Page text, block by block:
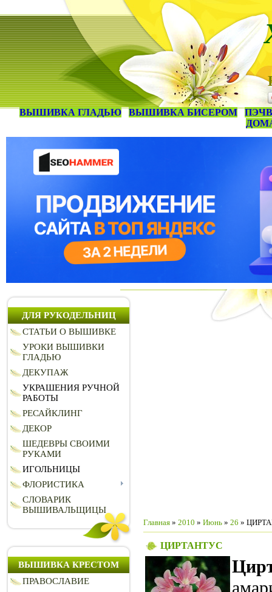
ВЫШИВКА ГЛАДЬЮ ВЫШИВКА БИСЕРОМ
ДЛЯ РУКОДЕЛЬНИЦ
СТАТЬИ О ВЫШИВКЕ
УРОКИ ВЫШИВКИ
ГЛАДЬЮ
ДЕКУПАЖ
УКРАШЕНИЯ РУЧНОЙ
РАБОТЫ
РЕСАЙКЛИНГ
ДЕКОР
ШЕДЕВРЫ СВОИМИ
РУКАМИ
ИГОЛЬНИЦЫ
ФЛОРИСТИКА
СЛОВАРИК
ВЫШИВАЛЬЩИЦЫ
ВЫШИВКА КРЕСТОМ
ПРАВОСЛАВИЕ
Главная » 2010 » Июнь » 26 »
ЦИРТАНТУС